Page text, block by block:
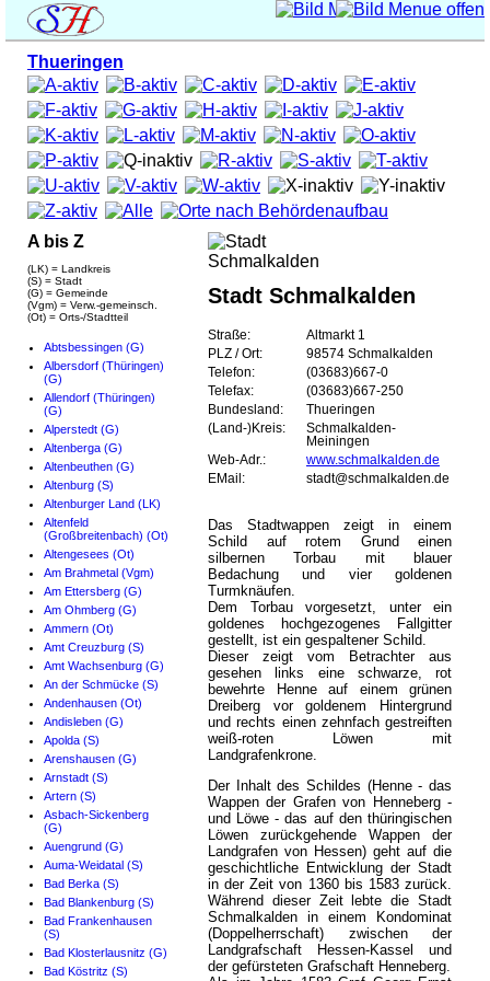
Thueringen
A bis Z
(LK) = Landkreis
(S) = Stadt
(G) = Gemeinde
(Vgm) = Verw.-gemeinsch.
(Ot) = Orts-/Stadtteil
Abtsbessingen (G)
Albersdorf (Thüringen)
(G)
Allendorf (Thüringen)
(G)
Alperstedt (G)
Altenberga (G)
Altenbeuthen (G)
Altenburg (S)
Altenburger Land (LK)
Altenfeld
(Großbreitenbach) (Ot)
Altengesees (Ot)
Am Brahmetal (Vgm)
Am Ettersberg (G)
Am Ohmberg (G)
Ammern (Ot)
Amt Creuzburg (S)
Amt Wachsenburg (G)
An der Schmücke (S)
Andenhausen (Ot)
Andisleben (G)
Apolda (S)
Arenshausen (G)
Arnstadt (S)
Artern (S)
Asbach-Sickenberg
(G)
Auengrund (G)
Auma-Weidatal (S)
Bad Berka (S)
Bad Blankenburg (S)
Bad Frankenhausen
(S)
Bad Klosterlausnitz (G)
Bad Köstritz (S)
Stadt Schmalkalden
Straße:
Altmarkt 1
PLZ / Ort:
98574 Schmalkalden
Telefon:
(03683)667-0
Telefax:
(03683)667-250
Bundesland:
Thueringen
(Land-)Kreis:
Schmalkalden-
Meiningen
Web-Adr.:
www.schmalkalden.de
EMail:
stadt@schmalkalden.de
Das Stadtwappen zeigt in einem
Schild auf rotem Grund einen
silbernen Torbau mit blauer
Bedachung und vier goldenen
Turmknäufen.
Dem Torbau vorgesetzt, unter ein
goldenes hochgezogenes Fallgitter
gestellt, ist ein gespaltener Schild.
Dieser zeigt vom Betrachter aus
gesehen links eine schwarze, rot
bewehrte Henne auf einem grünen
Dreiberg vor goldenem Hintergrund
und rechts einen zehnfach gestreiften
weiß-roten Löwen mit
Landgrafenkrone.
Der Inhalt des Schildes (Henne - das
Wappen der Grafen von Henneberg -
und Löwe - das auf den thüringischen
Löwen zurückgehende Wappen der
Landgrafen von Hessen) geht auf die
geschichtliche Entwicklung der Stadt
in der Zeit von 1360 bis 1583 zurück.
Während dieser Zeit lebte die Stadt
Schmalkalden in einem Kondominat
(Doppelherrschaft) zwischen der
Landgrafschaft Hessen-Kassel und
der gefürsteten Grafschaft Henneberg.